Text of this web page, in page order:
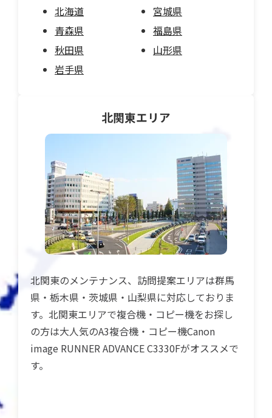
北海道
青森県
秋田県
岩手県
宮城県
福島県
山形県
北関東エリア
北関東のメンテナンス、訪問提案エリアは群馬
県・栃木県・茨城県・山梨県に対応しておりま
す。北関東エリアで複合機・コピー機をお探し
の方は大人気のA3複合機・コピー機Canon
image RUNNER ADVANCE C3330Fがオススメで
す。